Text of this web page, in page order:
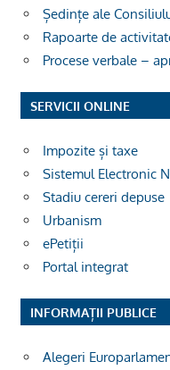
Ședințe ale
Rapoarte de
Procese verbale –
SERVICII ONLINE
Impozite și taxe
Sistemul Electronic
Stadiu cereri depuse
Urbanism
ePetiții
Portal integrat
INFORMAȚII PUBLICE
Alegeri